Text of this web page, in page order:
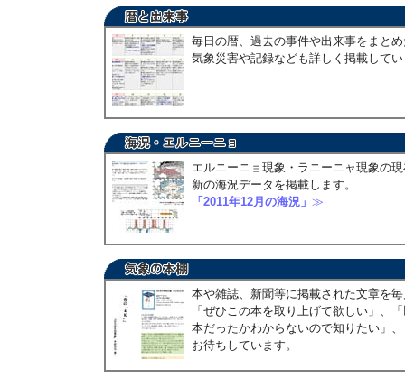
毎日の暦、過去の事件や出来事をまと
気象災害や記録なども詳しく掲載して
エルニーニョ現象・ラニーニャ現象の
新の海況データを掲載します。
「2011年12月の海況」 ≫
本や雑誌、新聞等に掲載された文章を
「ぜひこの本を取り上げて欲しい」、
本だったかわからないので知りたい」
お待ちしています。